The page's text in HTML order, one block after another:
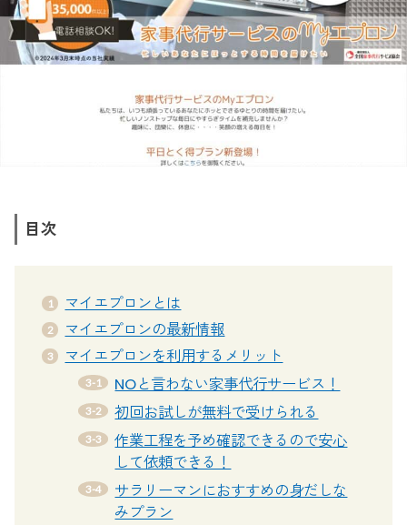
目次
マイエプロンとは
マイエプロンの最新情報
マイエプロンを利用するメリット
NOと言わない家事代行サービス！
初回お試しが無料で受けられる
作業工程を予め確認できるので安心
して依頼できる！
サラリーマンにおすすめの身だしな
みプラン